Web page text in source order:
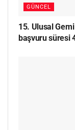
GÜNCEL
15. Ulusal Gemi
başvuru süresi 4